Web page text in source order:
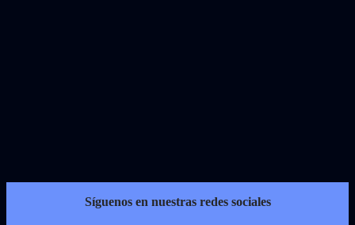
Síguenos en nuestras redes sociales